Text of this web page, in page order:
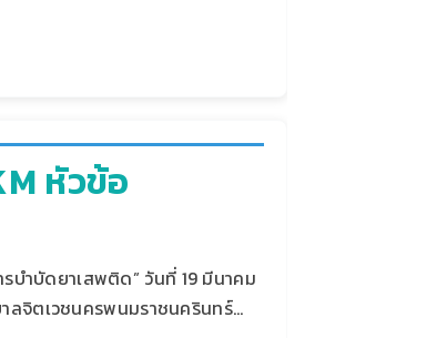
หัวข้อ
บำบัดยาเสพติด” วันที่ 19 มีนาคม
ลจิตเวชนครพนมราชนครินทร์…